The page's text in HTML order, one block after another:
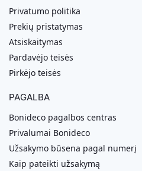
Privatumo politika
Prekių pristatymas
Atsiskaitymas
Pardavėjo teisės
Pirkėjo teisės
PAGALBA
Bonideco pagalbos centras
Privalumai Bonideco
Užsakymo būsena pagal numerį
Kaip pateikti užsakymą